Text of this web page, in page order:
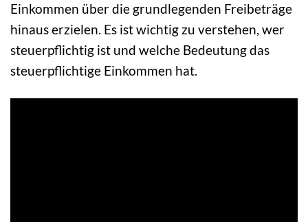
Einkommen über die grundlegenden Freibeträge
hinaus erzielen. Es ist wichtig zu verstehen, wer
steuerpflichtig ist und welche Bedeutung das
steuerpflichtige Einkommen hat.